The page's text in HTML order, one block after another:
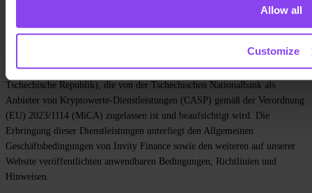
Allow all
Customize
Cookie-
Richtlinie Cookie-Einstellungen
Kryptowerte-Dienstleistungen werden von Invity Finance s.r.o. erbracht
(ID-Nr. 223 69 775, mit Sitz in Kundratka 2359/17a, 180 00 Prag 8,
Tschechische Republik), die von der Tschechischen Nationalbank als
Anbieter von Kryptowerte-Dienstleistungen (CASP) gemäß der Verordnung
(EU) 2023/1114 (MiCA) zugelassen ist und beaufsichtigt wird. Die
Erbringung dieser Dienstleistungen unterliegt den Allgemeinen
Geschäftsbedingungen von Invity Finance sowie den weiteren auf unserer
Website veröffentlichten anwendbaren Bedingungen, Richtlinien und
Hinweisen.